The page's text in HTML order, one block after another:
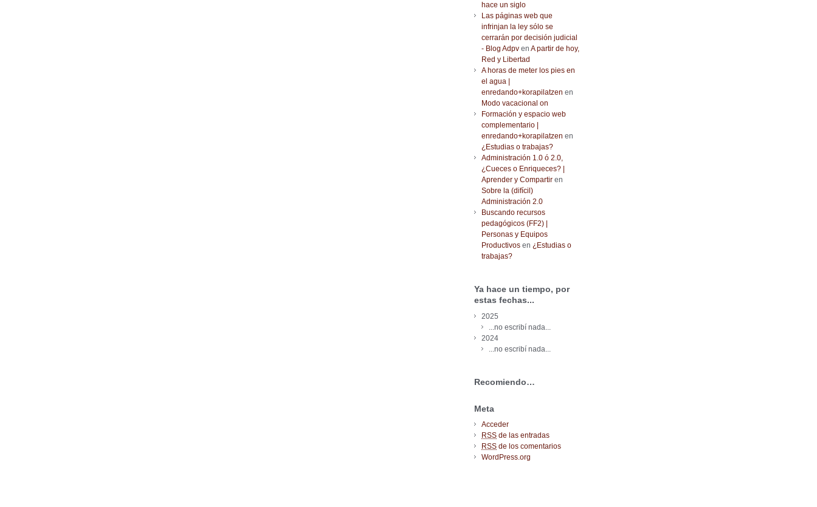
hace un siglo
Las páginas web que
infrinjan la ley sólo se
cerrarán por decisión judicial
- Blog Adpv en A partir de hoy,
Red y Libertad
A horas de meter los pies en
el agua |
enredando+korapilatzen en
Modo vacacional on
Formación y espacio web
complementario |
enredando+korapilatzen en
¿Estudias o trabajas?
Administración 1.0 ó 2.0,
¿Cueces o Enriqueces? |
Aprender y Compartir en
Sobre la (difícil)
Administración 2.0
Buscando recursos
pedagógicos (FF2) |
Personas y Equipos
Productivos en ¿Estudias o
trabajas?
Ya hace un tiempo, por
estas fechas...
2025
...no escribí nada...
2024
...no escribí nada...
Recomiendo…
Meta
Acceder
RSS de las entradas
RSS de los comentarios
WordPress.org